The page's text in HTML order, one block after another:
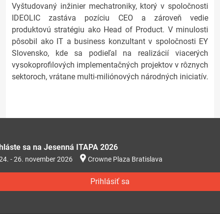
Vyštudovaný inžinier mechatroniky, ktorý v spoločnosti
IDEOLIC zastáva pozíciu CEO a zároveň vedie
produktovú stratégiu ako Head of Product. V minulosti
pôsobil ako IT a business konzultant v spoločnosti EY
Slovensko, kde sa podieľal na realizácií viacerých
vysokoprofilových implementačných projektov v rôznych
sektoroch, vrátane multi-miliónových národných iniciatív.
sa na Jesenná ITAPA 2026
- 26. november 2026 Crowne Plaza Bratislava
Prihlásiť sa